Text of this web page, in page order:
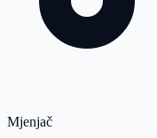
Mjenjač